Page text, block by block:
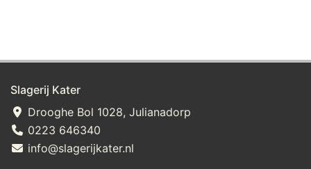
Slagerij Kater
Drooghe Bol 1028, Julianadorp
0223 646340
info@slagerijkater.nl